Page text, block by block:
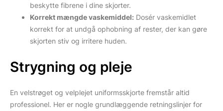
beskytte fibrene i dine skjorter.
Korrekt mængde vaskemiddel: Dosér vaskemidlet
korrekt for at undgå ophobning af rester, der kan gøre
skjorten stiv og irritere huden.
Strygning og pleje
En velstrøget og velplejet uniformsskjorte fremstår altid
professionel. Her er nogle grundlæggende retningslinjer for